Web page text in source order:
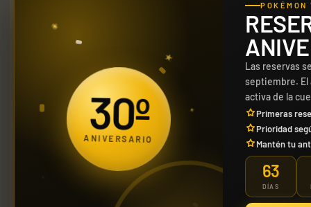
30º
ANIVERSARIO
Las reservas
septiembre. El
activa de la
Primeras
Prioridad
Mantén tu
63
DÍAS